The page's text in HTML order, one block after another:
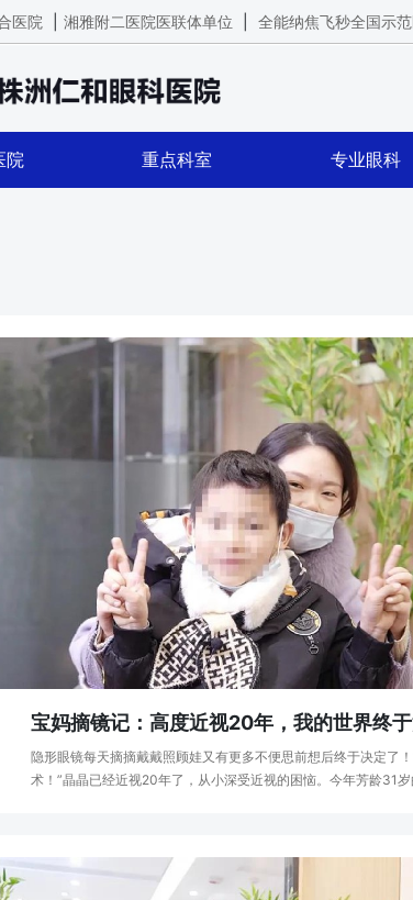
医院 湘雅附二医院医联体单位 全能纳焦飞秒全国示
院 重点科室 专业眼科
宝妈摘镜记：高度近视20年，我的世界终于
隐形眼镜每天摘摘戴戴照顾娃又有更多不便思前想后终于决定了
术！”晶晶已经近视20年了，从小深受近视的困恼。今年芳龄31岁